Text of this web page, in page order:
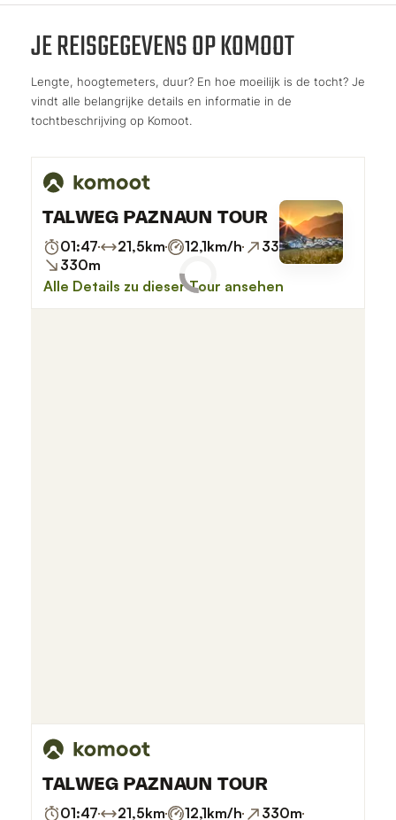
JE REISGEGEVENS OP KOMOOT
Lengte, hoogtemeters, duur? En hoe moeilijk is de tocht? Je
vindt alle belangrijke details en informatie in de
tochtbeschrijving op Komoot.